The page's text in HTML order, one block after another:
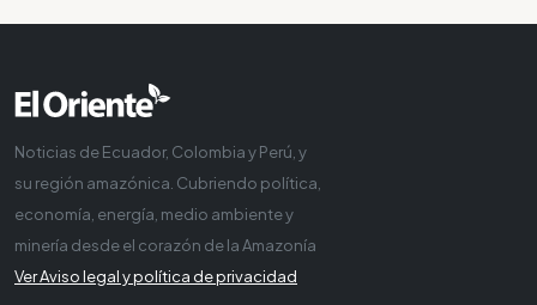
Noticias de Ecuador, Colombia y Perú, y
su región amazónica. Cubriendo política,
economía, energía, medio ambiente y
minería desde el corazón de la Amazonía
Ver Aviso legal y política de privacidad